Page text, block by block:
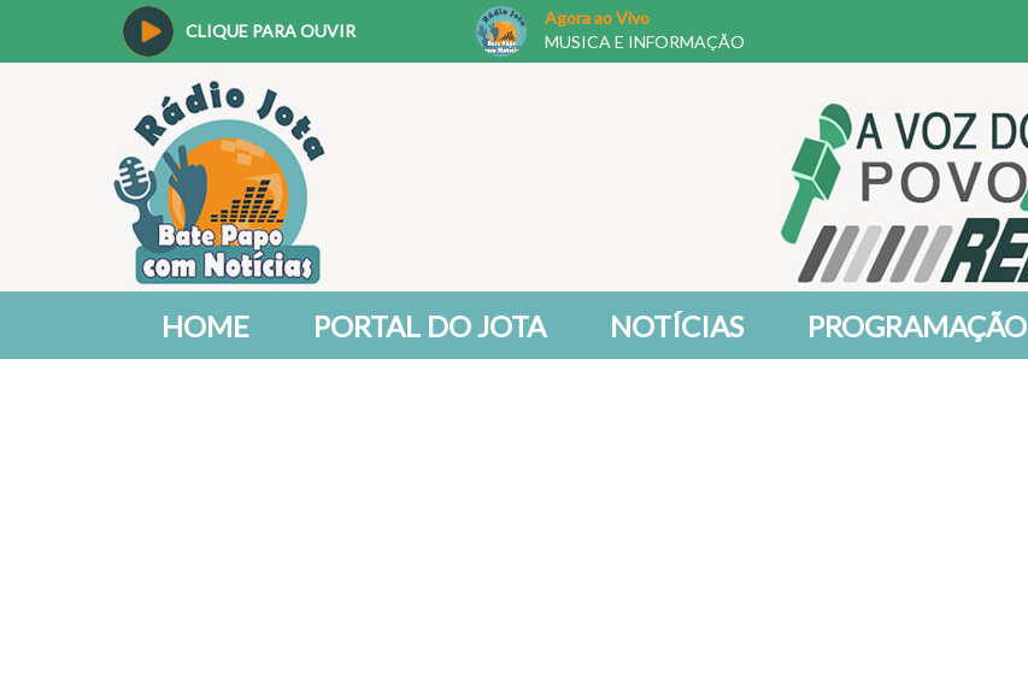
CLIQUE PARA OUVIR
Agora ao Vivo
MUSICA E INFORMAÇÃO
HOME PORTAL DO JOTA NOTÍCIAS PROGRAMAÇÃO